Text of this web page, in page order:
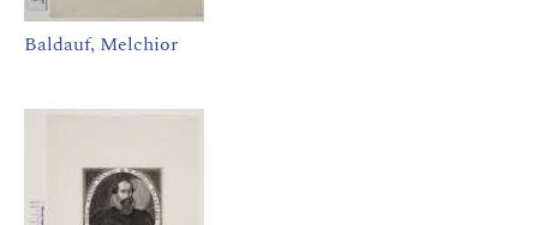
Baldauf, Melchior